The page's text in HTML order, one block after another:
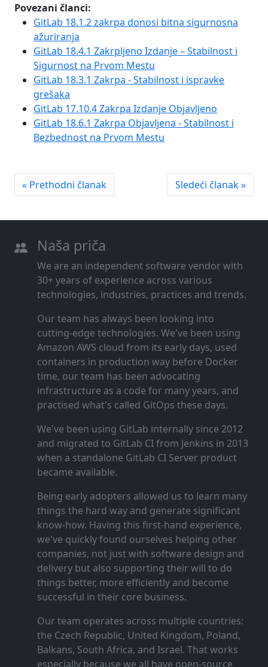
Povezani članci:
GitLab 18.1.2 zakrpa donosi bitna sigurnosna
ažuriranja
GitLab 18.4.1 Zakrpljeno Izdanje – Stabilnost i
Sigurnost na Prvom Mestu
GitLab 18.3.1 Zakrpa - Stabilnost i ispravke
grešaka
GitLab 17.10.4 Zakrpa Izdanje Objavljeno
GitLab 18.6.1 Zakrpa Objavljena - Stabilnost i
Bezbednost na Prvom Mestu
« Prethodni članak Sledeći članak »
Naša priča
We are an independent software vendor with
30+ years of experience across various
technologies, industries, practices and trends.
Our team has always been looking into
cutting‑edge technologies. We've been using
Amazon AWS cloud from its early days, used
containers in production way before Docker
time, our team has been advocating
infrastructure as a code for many years, and
practised what's called GitOps these days.
We've been using GitLab internally since 2012
and migrated to GitLab CI from Jenkins in 2013
when a standalone GitLab CI Server product
became available.
Being early adopters allowed us to learn many
things the hard way and generate significant
know‑how. Having this first‑hand experience,
we've quickly found ourselves helping other
companies, not just with software design and
delivery but also supporting their will to do
things better, more efficiently and become
successful in their core business.
Our team operates across multiple countries:
the Czech Republic, United Kingdom, Poland,
Balkans, South Africa, and Israel. That works
especially because we all have open‑source